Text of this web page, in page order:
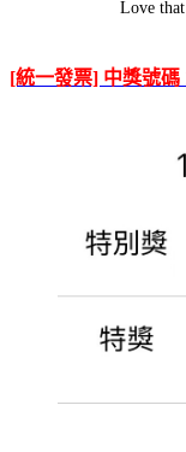
Love
[統一發票] 中獎號碼